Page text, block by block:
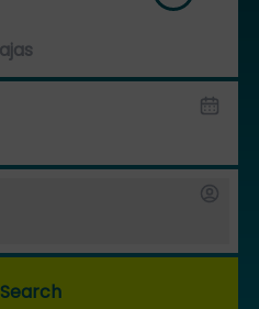
Search